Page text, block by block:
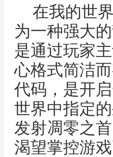
在我的世
为一种强大
是通过玩家
心格式简洁
代码，是开
世界中指定
发射凋零之
渴望掌控游